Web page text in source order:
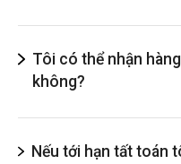
Tôi có thể nhận
không?
Nếu tới hạn tất toán